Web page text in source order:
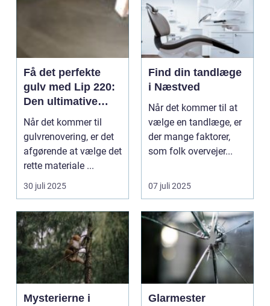
Få det perfekte
gulv med Lip 220:
Den ultimative
guide til
selvnivellerende
gulvspartelmasse
Når det kommer til
gulvrenovering, er det
afgørende at vælge det
rette materiale ...
30 juli 2025
Find din tandlæge
i Næstved
Når det kommer til at
vælge en tandlæge, er
der mange faktorer,
som folk overvejer...
07 juli 2025
Mysterierne i
Glarmester